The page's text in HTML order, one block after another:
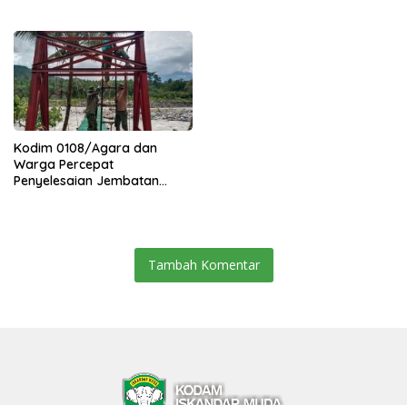
Kodim 0108/Agara dan
Warga Percepat
Penyelesaian Jembatan
Tambah Komentar